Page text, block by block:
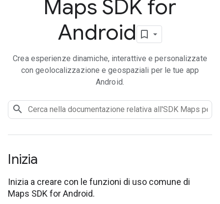
Maps SDK for
Android
Crea esperienze dinamiche, interattive e personalizzate
con geolocalizzazione e geospaziali per le tue app
Android.
Inizia
Inizia a creare con le funzioni di uso comune di
Maps SDK for Android.